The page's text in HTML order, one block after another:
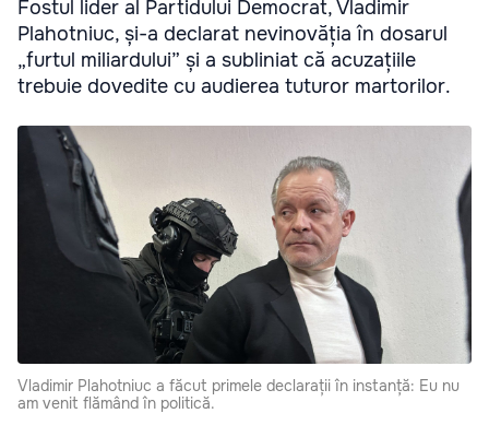
Fostul lider al Partidului Democrat, Vladimir
Plahotniuc, și-a declarat nevinovăția în dosarul
„furtul miliardului” și a subliniat că acuzațiile
trebuie dovedite cu audierea tuturor martorilor.
Vladimir Plahotniuc a făcut primele declarații în instanță: Eu nu
am venit flămând în politică.